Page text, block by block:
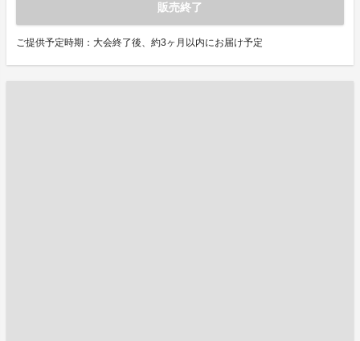
販売終了
ご提供予定時期：大会終了後、約3ヶ月以内にお届け予定